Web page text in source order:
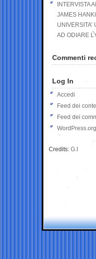
INTERVISTA
JAMES
UNIVERSITA’
AD ODIARE
Commenti
Log In
Accedi
Feed dei
Feed dei
WordPress.org
Credits: G.I